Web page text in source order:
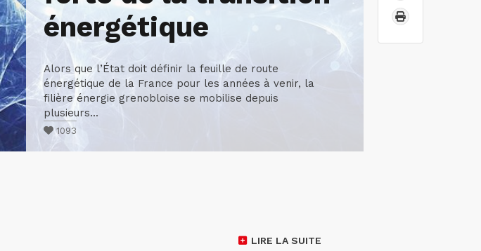
énergétique
Alors que l’État doit définir la feuille de route
énergétique de la France pour les années à venir, la
filière énergie grenobloise se mobilise depuis
plusieurs...
1093
LIRE LA SUITE